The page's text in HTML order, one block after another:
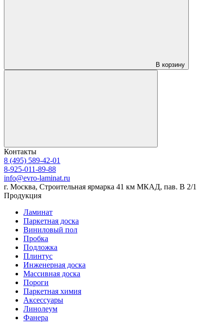
В корзину
Контакты
8 (495) 589-42-01
8-925-011-89-88
info@evro-laminat.ru
г. Москва, Строительная ярмарка 41 км МКАД, пав. В 2/1
Продукция
Ламинат
Паркетная доска
Виниловый пол
Пробка
Подложка
Плинтус
Инженерная доска
Массивная доска
Пороги
Паркетная химия
Аксессуары
Линолеум
Фанера